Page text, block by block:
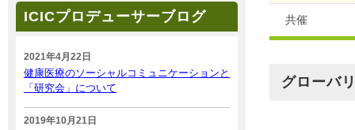
共催
グローバ
ICICプロデューサーブログ
2021年4月22日
健康医療のソーシャルコミュニケーションと
「研究会」について
2019年10月21日